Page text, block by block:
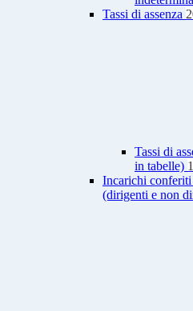
Tassi di assenza
Tassi di
in tabelle) 1
Incarichi
(dirigenti e non